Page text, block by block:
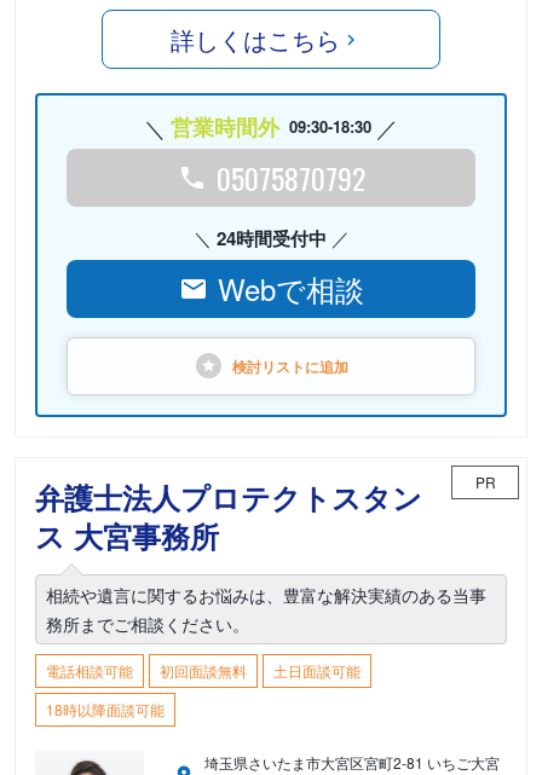
詳しくはこちら
営業時間外 09:30-18:30
05075870792
24時間受付中
Webで相談
検討リストに追加
弁護士法人プロテクトスタン
ス 大宮事務所
PR
相続や遺言に関するお悩みは、豊富な解決実績のある当事
務所までご相談ください。
電話相談可能 初回面談無料
土日面談可能
18時以降面談可能
埼玉県さいたま市大宮区宮町2-81 いちご大宮